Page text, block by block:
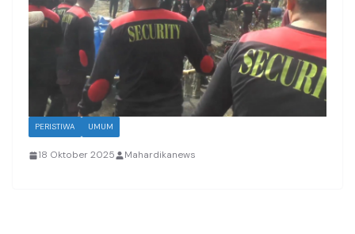
PERISTIWA UMUM
18 Oktober 2025 Mahardikanews